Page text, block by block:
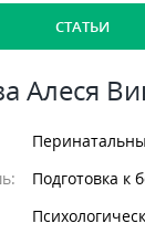
СТАТЬИ
Алеся
Подготовка к